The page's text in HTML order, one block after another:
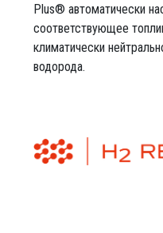
Plus® автоматически
соответствующее
климатически
водорода.